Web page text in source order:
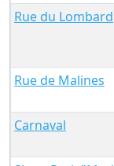
Rue du Lombard
Rue de Malines
Carnaval